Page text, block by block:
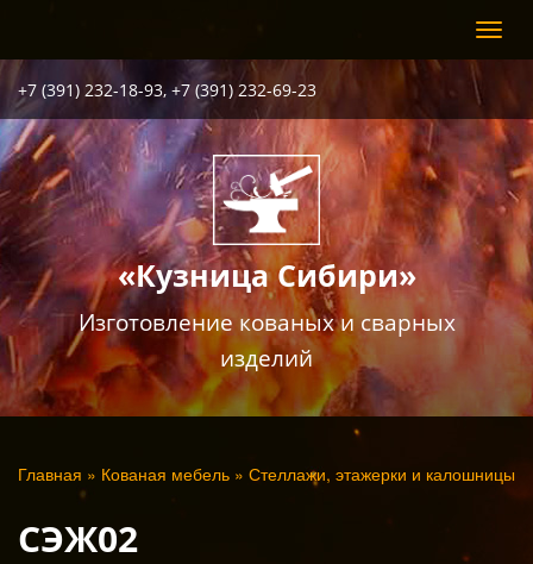
основному
содержанию
+7 (391) 232-18-93, +7 (391) 232-69-23
«Кузница Сибири»
Изготовление кованых и сварных
изделий
Вы
здесь
Главная » Кованая мебель » Стеллажи, этажерки и калошницы
СЭЖ02